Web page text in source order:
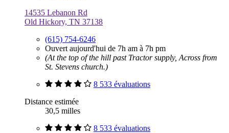
14535 Lebanon Rd
Old Hickory, TN 37138
(615) 754-6246
Ouvert aujourd'hui de 7h am à 7h pm
(At the top of the hill past Tractor supply, Across from
St. Stevens church.)
8 533 évaluations
Distance estimée
30,5 milles
8 533 évaluations